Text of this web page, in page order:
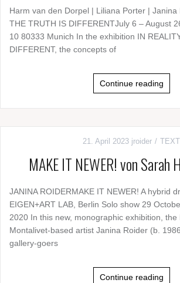
Harm van den Dorpel | Liliana Porter | Janina
THE TRUTH IS DIFFERENTJuly 6 – August
10 80333 Munich In the exhibition IN
DIFFERENT, the concepts of
Continue reading
21. April 2023 jroider TEXT
MAKE IT NEWER! von Sarah
JANINA ROIDERMAKE IT NEWER! A hybrid
EIGEN+ART LAB, Berlin Solo show 29
2020 In this new, monographic exhibition, the
Montalivet-based artist Janina Roider (b.
gallery-goers
Continue reading